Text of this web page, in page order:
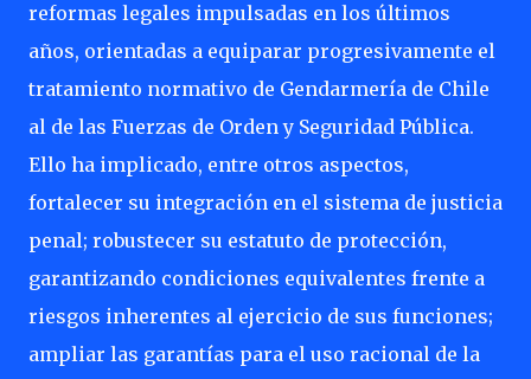
reformas legales impulsadas en los últimos
años, orientadas a equiparar progresivamente el
tratamiento normativo de Gendarmería de Chile
al de las Fuerzas de Orden y Seguridad Pública.
Ello ha implicado, entre otros aspectos,
fortalecer su integración en el sistema de justicia
penal; robustecer su estatuto de protección,
garantizando condiciones equivalentes frente a
riesgos inherentes al ejercicio de sus funciones;
ampliar las garantías para el uso racional de la